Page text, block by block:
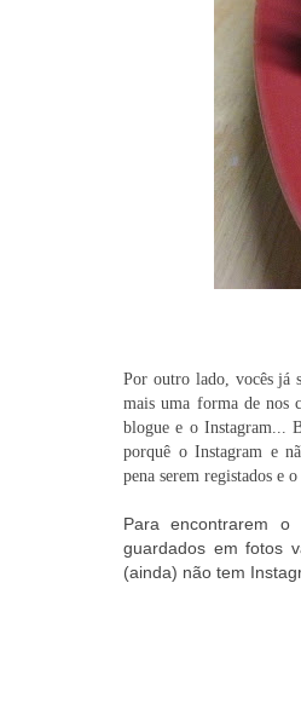
Por outro lado, vocês já
mais uma forma de nos
blogue e o Instagram...
porquê o Instagram e
pena serem registados e
Para encontrarem o
guardados em fotos
(ainda) não tem